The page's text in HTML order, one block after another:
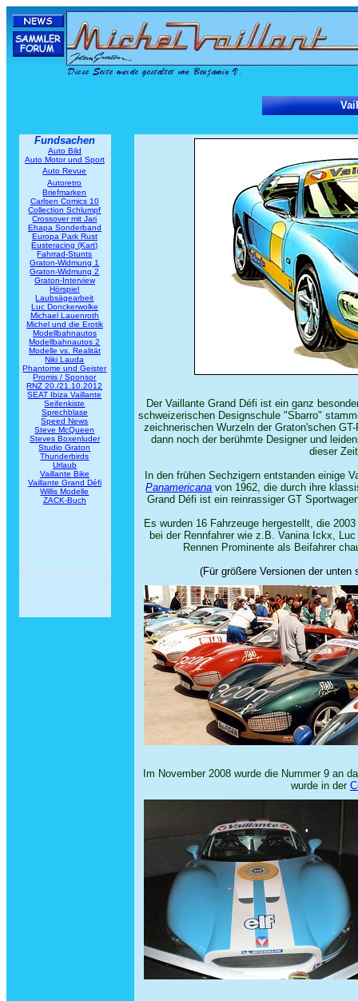
Fundsachen
Auto Bild
Auto Motor und Sport
Auto Revue
Autoretro
Briefmarken
Carlsen Comics 10
Collection Schlumpf
Crossover mit Jari
Ehapa Sonderband
Europa Park Rust
Eusteracing (Kart)
Fahrrad-Stunts
Graton-Widmung 1
Graton-Widmung 2
Graton-Interview
Hörspiel
Laubsägearbeit
Luc Donckerwolke
Michael Lauenroth
Michel und die Erotik
Modellbahnautos
Modellbahnautos 2
Modelle vs. Realität
Niki Lauda
Phantome und Geister
Promis / Sponsor
RNZ 20./21.10.2012
SEAT Ibiza Vaillante
Seifenkiste
Sprechblase
Speed News
Steve McQueen
Steves Boxenluder
Studio Graton
Thunderbirds
Urlaub
Vaillante Bike
Vaillante Grand Défi
Willis Modelle
ZACK-Buch
Der Vaillante Grand Défi ist ein ganz
schweizerischen Designschule "Sbarro"
zeichnerischen Wurzeln der Graton'schen
dann noch der berühmte Designer und
dieser
In den frühen Sechzigern entstanden einige
Panamericana von 1962, die durch ihre
Grand Défi ist ein reinrassiger GT
Es wurden 16 Fahrzeuge hergestellt, die
bei der Rennfahrer wie z.B. Vanina Ickx,
Rennen Prominente als Beifahrer
(Für größere Versionen der
Im November 2008 wurde die Nummer 9 an
wurde in der